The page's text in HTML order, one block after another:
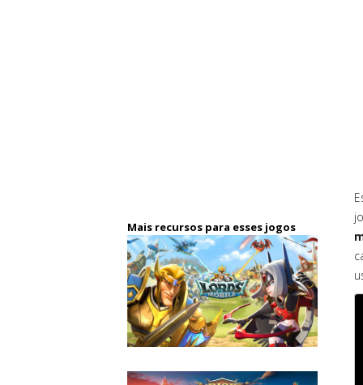
Mais recursos para esses jogos